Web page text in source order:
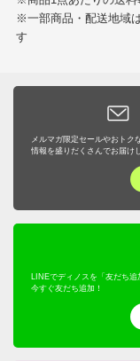
※一部商品・配送地域
す
メルマガ限定セールやおトク
情報を盛りだくさんでお届け
LINEでディノスを「友だち
今すぐ友だち追加！